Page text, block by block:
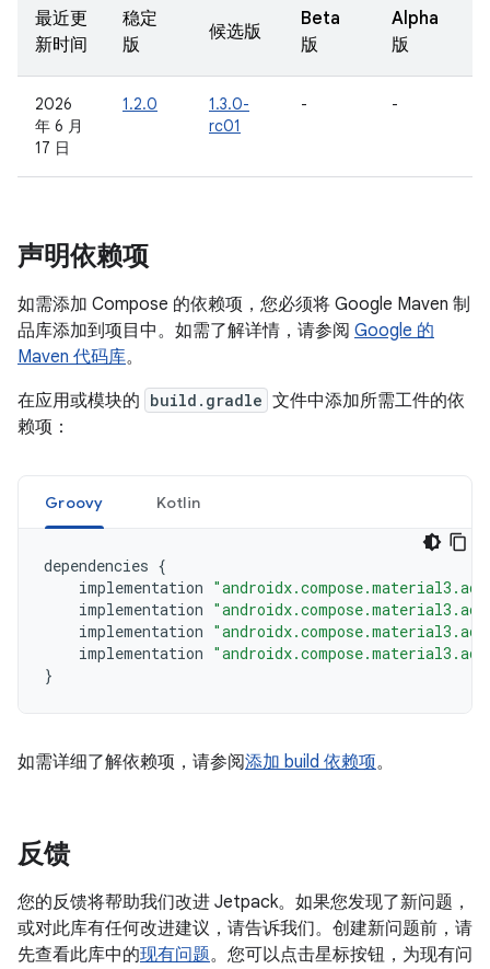
最近更
新时间
稳定
版
候选版
Beta
版
Alpha
版
2026
年 6 月
17 日
1.2.0
1.3.0-
rc01
- -
声明依赖项
如需添加 Compose 的依赖项，您必须将 Google Maven 制
品库添加到项目中。如需了解详情，请参阅 Google 的
Maven 代码库。
在应用或模块的 build.gradle 文件中添加所需工件的依
赖项：
Groovy Kotlin
dependencies {
implementation
implementation
implementation
implementation
}
如需详细了解依赖项，请参阅添加 build 依赖项。
反馈
您的反馈将帮助我们改进 Jetpack。如果您发现了新问题，
或对此库有任何改进建议，请告诉我们。创建新问题前，请
先查看此库中的现有问题。您可以点击星标按钮，为现有问